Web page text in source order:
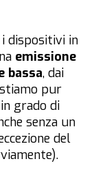
dispositivi in
emissione
bassa, dai
pur
grado di
senza un
del